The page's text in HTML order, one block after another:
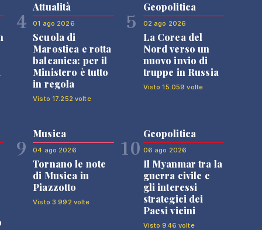
4
Attualità
01 ago 2026
Scuola di
Marostica e rotta
balcanica: per il
Ministero è tutto
in regola
Visto 17.252 volte
5
Geopolitica
02 ago 2026
La Corea del
Nord verso un
nuovo invio di
truppe in Russia
Visto 15.059 volte
9
Musica
04 ago 2026
Tornano le note
di Musica in
Piazzotto
Visto 3.992 volte
10
Geopolitica
06 ago 2026
Il Myanmar tra la
guerra civile e
gli interessi
strategici dei
Paesi vicini
Visto 946 volte